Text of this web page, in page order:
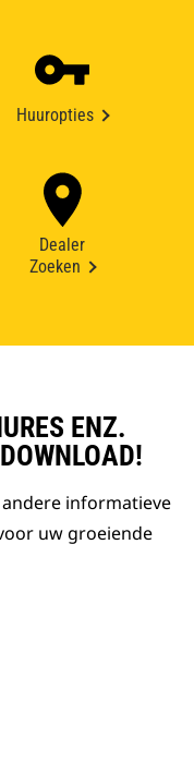
Huuropties
Dealer
Zoeken
ENZ.
informatieve
uw groeiende